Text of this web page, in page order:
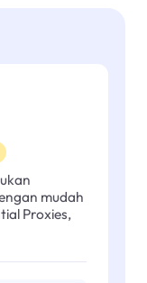
mudah
Proxies,